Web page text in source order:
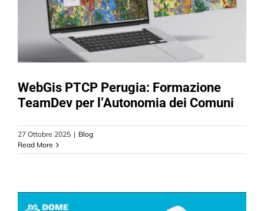
CONTATTI
WebGis PTCP Perugia: Formazione
TeamDev per l’Autonomia dei Comuni
27 Ottobre 2025 | Blog
Read More